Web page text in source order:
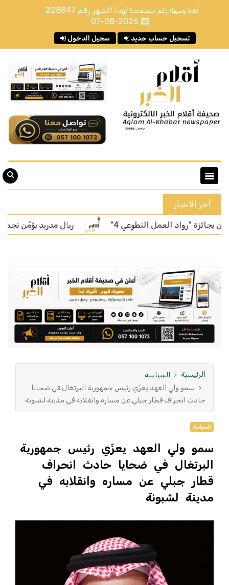
أهلا وسهلا بكم متصفحنا لهذا الشهر رقم 228847
07-08-2026
سجيل الدخول تسجيل حساب جديد
أخر الاخبار
العمل التطوعي 4" ريال مدريد يؤمّن نجمه
الرئيسية
السياسة
سمو ولي العهد يعزّي رئيس جمهورية البرتغال في ضحايا
حادث انحراف قطار جبلي عن مساره وانقلابه في مدينة لشبونة
السياسة
سمو ولي العهد يعزّي رئيس جمهورية
البرتغال في ضحايا حادث انحراف
قطار جبلي عن مساره وانقلابه في
مدينة لشبونة